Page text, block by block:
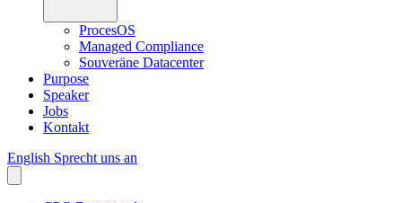
ProcesOS
Managed Compliance
Souveräne Datacenter
Purpose
Speaker
Jobs
Kontakt
English Sprecht uns an